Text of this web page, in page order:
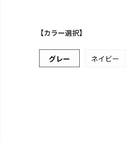
【カラー選択】
グレー ネイビー